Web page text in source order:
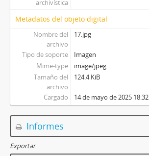
archivística
Metadatos del objeto digital
Nombre del
archivo
17.jpg
Tipo de soporte
Imagen
Mime-type
image/jpeg
Tamaño del
archivo
124.4 KiB
Cargado 14 de mayo de 2025 18:32
Informes
Exportar